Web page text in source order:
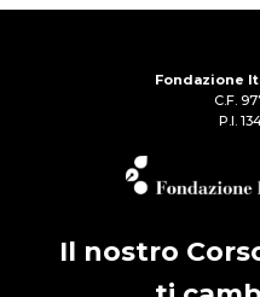
Fondazione
C.F.
P.I.
Il nostro